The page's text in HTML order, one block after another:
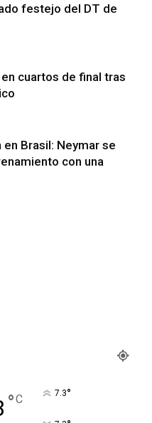
festejo del DT de
cuartos de final tras
Brasil: Neymar se
con una
°C 7.3°